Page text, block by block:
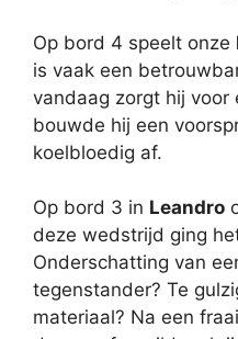
Op bord 4 speelt onze
is vaak een
vandaag zorgt hij voor
bouwde hij een
koelbloedig af.
Op bord 3 in Leandro
deze wedstrijd ging
Onderschatting van
tegenstander? Te
materiaal? Na een